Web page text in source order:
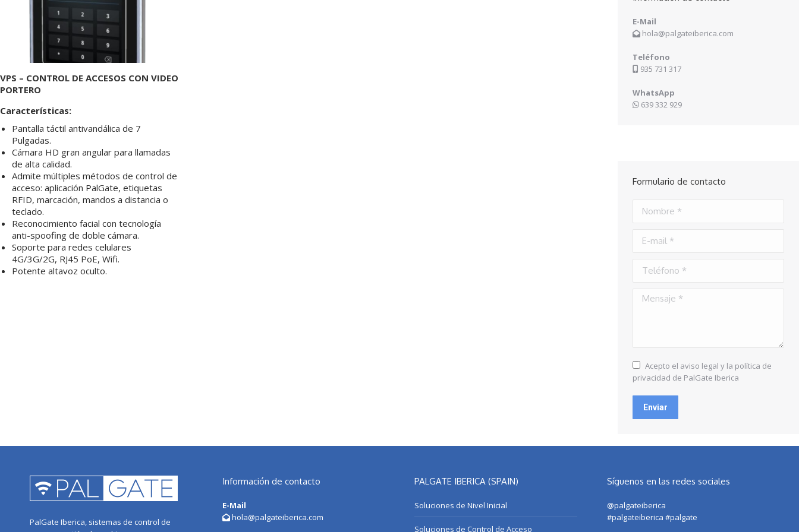
VPS – CONTROL DE ACCESOS CON VIDEO
PORTERO
Características:
Pantalla táctil antivandálica de 7
Pulgadas.
Cámara HD gran angular para llamadas
de alta calidad.
Admite múltiples métodos de control de
acceso: aplicación PalGate, etiquetas
RFID, marcación, mandos a distancia o
teclado.
Reconocimiento facial con tecnología
anti-spoofing de doble cámara.
Soporte para redes celulares
4G/3G/2G, RJ45 PoE, Wifi.
Potente altavoz oculto.
E-Mail
hola@palgateiberica.com
Teléfono
935 731 317
WhatsApp
639 332 929
Formulario de contacto
Nombre *
E-mail *
Teléfono *
Mensaje *
Acepto el aviso legal y la política de
privacidad de PalGate Iberica
Enviar
PalGate Iberica, sistemas de control de
Información de contacto
E-Mail
hola@palgateiberica.com
PALGATE IBERICA (SPAIN)
Soluciones de Nivel Inicial
Soluciones de Control de Acceso
Síguenos en las redes sociales
@palgateiberica
#palgateiberica #palgate